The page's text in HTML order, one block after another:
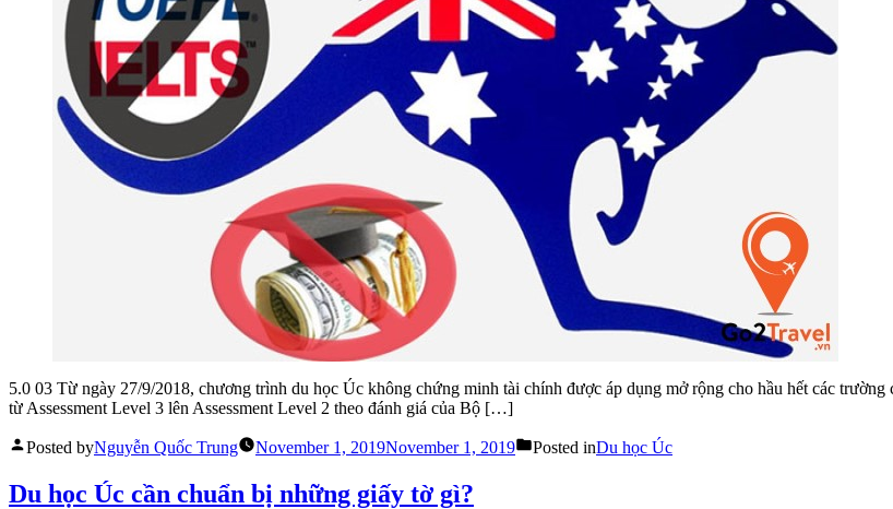
5.0 03 Từ ngày 27/9/2018, chương trình du học Úc không chứng minh tài chính được áp dụng mở rộng cho hầu hết các
từ Assessment Level 3 lên Assessment Level 2 theo đánh giá của Bộ […]
Posted byNguyễn Quốc Trung November 1, 2019November 1, 2019 Posted inDu học Úc
Du học Úc cần chuẩn bị những giấy tờ gì?